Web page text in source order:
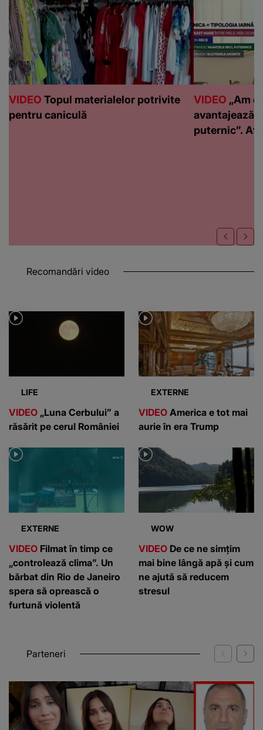
VIDEO Topul materialelor potrivite
pentru caniculă
VIDEO „Am
avantajează
puternic”.
Recomandări video
LIFE
VIDEO „Luna Cerbului” a
răsărit pe cerul României
EXTERNE
VIDEO America e tot mai
aurie în era Trump
EXTERNE
VIDEO Filmat în timp ce
„controlează clima”. Un
bărbat din Rio de Janeiro
spera să oprească o
furtună violentă
WOW
VIDEO De ce ne simțim
mai bine lângă apă și cum
ne ajută să reducem
stresul
Parteneri